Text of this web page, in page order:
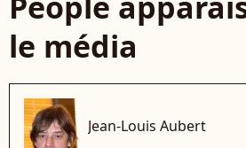
le média
Jean-Louis Aubert